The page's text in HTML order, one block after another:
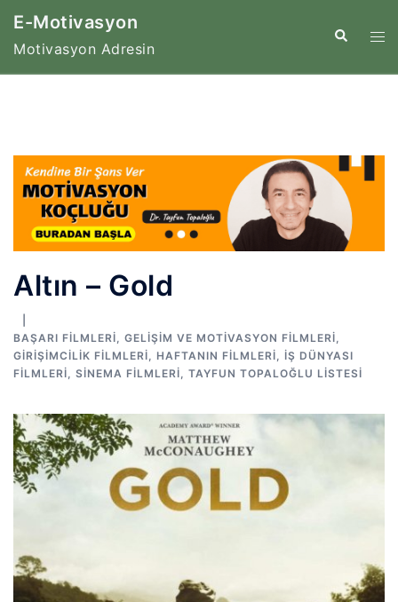
İçeriğe
E-Motivasyon
Motivasyon Adresin
Search
Altın – Gold
BAŞARI FILMLERI GELIŞIM VE MOTIVASYON FILMLERI
GIRIŞIMCILIK FILMLERI
HAFTANIN FILMLERI
İŞ DÜNYASI
FILMLERI
SINEMA FILMLERI TAYFUN TOPALOĞLU LISTESI